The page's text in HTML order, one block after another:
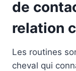
de
relation
Les routines
cheval qui